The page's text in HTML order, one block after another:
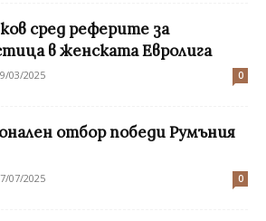
сред реферите за
в женската Евролига
03/2025 0
отбор победи Румъния
07/2025 0